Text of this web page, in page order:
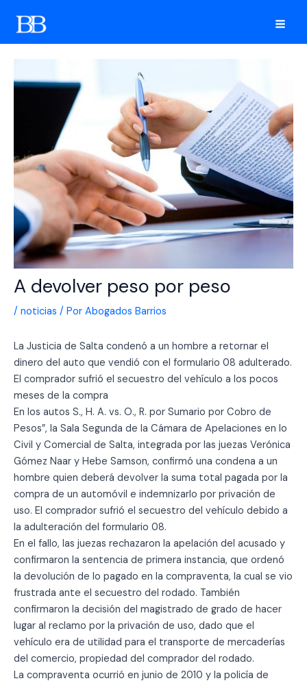
A devolver peso por peso
/ noticias / Por Abogados Barrios
La Justicia de Salta condenó a un hombre a retornar el
dinero del auto que vendió con el formulario 08 adulterado.
El comprador sufrió el secuestro del vehículo a los pocos
meses de la compra
En los autos S., H. A. vs. O., R. por Sumario por Cobro de
Pesos”, la Sala Segunda de la Cámara de Apelaciones en lo
Civil y Comercial de Salta, integrada por las juezas Verónica
Gómez Naar y Hebe Samson, confirmó una condena a un
hombre quien deberá devolver la suma total pagada por la
compra de un automóvil e indemnizarlo por privación de
uso. El comprador sufrió el secuestro del vehículo debido a
la adulteración del formulario 08.
En el fallo, las juezas rechazaron la apelación del acusado y
confirmaron la sentencia de primera instancia, que ordenó
la devolución de lo pagado en la compraventa, la cual se vio
frustrada ante el secuestro del rodado. También
confirmaron la decisión del magistrado de grado de hacer
lugar al reclamo por la privación de uso, dado que el
vehículo era de utilidad para el transporte de mercaderías
del comercio, propiedad del comprador del rodado.
La compraventa ocurrió en junio de 2010 y la policía de